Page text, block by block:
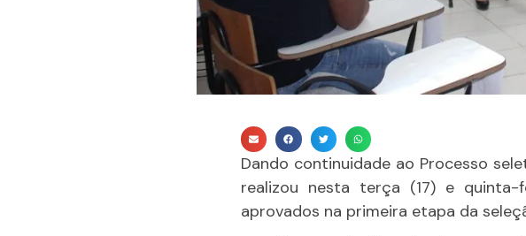
Dando continuidade ao Processo
realizou nesta terça (17) e
aprovados na primeira etapa da